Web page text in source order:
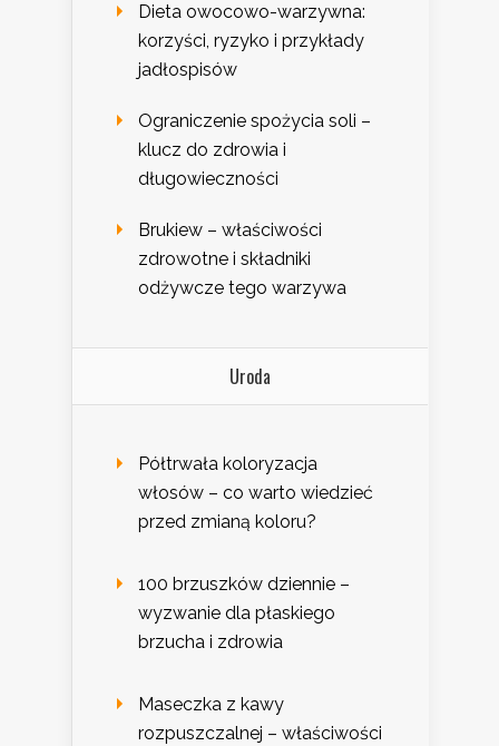
Dieta owocowo-warzywna:
korzyści, ryzyko i przykłady
jadłospisów
Ograniczenie spożycia soli –
klucz do zdrowia i
długowieczności
Brukiew – właściwości
zdrowotne i składniki
odżywcze tego warzywa
Uroda
Półtrwała koloryzacja
włosów – co warto wiedzieć
przed zmianą koloru?
100 brzuszków dziennie –
wyzwanie dla płaskiego
brzucha i zdrowia
Maseczka z kawy
rozpuszczalnej – właściwości